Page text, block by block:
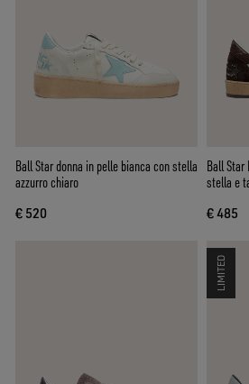
Ball Star donna in pelle bianca con stella
azzurro chiaro
€ 520
Ball Star
stella e
€ 485
LIMITED